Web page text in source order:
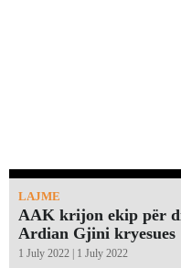
LAJME
AAK krijon ekip për
Ardian Gjini kryesues
1 July 2022 | 1 July 2022